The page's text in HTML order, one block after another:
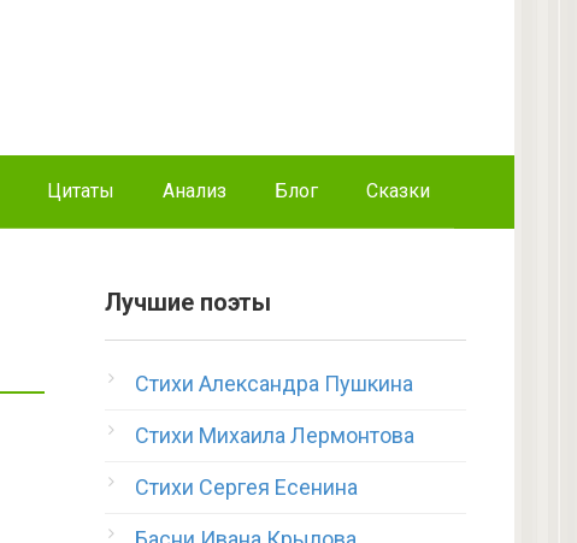
Цитаты Анализ Блог Сказки
Лучшие поэты
Стихи Александра Пушкина
Стихи Михаила Лермонтова
Стихи Сергея Есенина